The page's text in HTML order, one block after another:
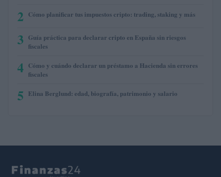
2 Cómo planificar tus impuestos cripto: trading, staking y más
3 Guía práctica para declarar cripto en España sin riesgos
fiscales
4 Cómo y cuándo declarar un préstamo a Hacienda sin errores
fiscales
5 Elina Berglund: edad, biografía, patrimonio y salario